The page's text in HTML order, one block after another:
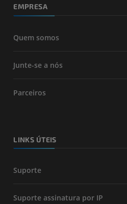
EMPRESA
Quem somos
Junte-se a nós
Parceiros
LINKS ÚTEIS
Suporte
Suporte assinatura por IP